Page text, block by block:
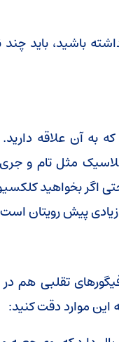
باشید، باید چند
آن علاقه دارید.
مثل تام و جری
اگر بخواهید
زیادی پیش رویتان
تقلبی هم در
این موارد دقت کنید: